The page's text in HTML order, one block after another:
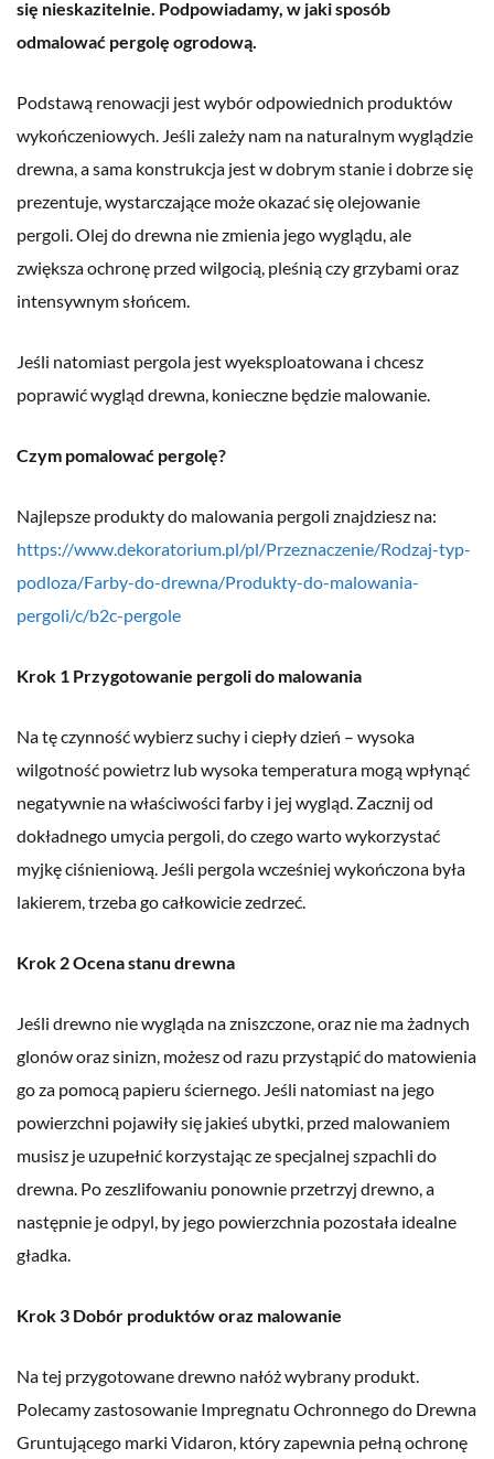
się nieskazitelnie. Podpowiadamy, w jaki sposób
odmalować pergolę ogrodową.
Podstawą renowacji jest wybór odpowiednich produktów
wykończeniowych. Jeśli zależy nam na naturalnym wyglądzie
drewna, a sama konstrukcja jest w dobrym stanie i dobrze się
prezentuje, wystarczające może okazać się olejowanie
pergoli. Olej do drewna nie zmienia jego wyglądu, ale
zwiększa ochronę przed wilgocią, pleśnią czy grzybami oraz
intensywnym słońcem.
Jeśli natomiast pergola jest wyeksploatowana i chcesz
poprawić wygląd drewna, konieczne będzie malowanie.
Czym pomalować pergolę?
Najlepsze produkty do malowania pergoli znajdziesz na:
https://www.dekoratorium.pl/pl/Przeznaczenie/Rodzaj-typ-
podloza/Farby-do-drewna/Produkty-do-malowania-
pergoli/c/b2c-pergole
Krok 1 Przygotowanie pergoli do malowania
Na tę czynność wybierz suchy i ciepły dzień – wysoka
wilgotność powietrz lub wysoka temperatura mogą wpłynąć
negatywnie na właściwości farby i jej wygląd. Zacznij od
dokładnego umycia pergoli, do czego warto wykorzystać
myjkę ciśnieniową. Jeśli pergola wcześniej wykończona była
lakierem, trzeba go całkowicie zedrzeć.
Krok 2 Ocena stanu drewna
Jeśli drewno nie wygląda na zniszczone, oraz nie ma żadnych
glonów oraz sinizn, możesz od razu przystąpić do matowienia
go za pomocą papieru ściernego. Jeśli natomiast na jego
powierzchni pojawiły się jakieś ubytki, przed malowaniem
musisz je uzupełnić korzystając ze specjalnej szpachli do
drewna. Po zeszlifowaniu ponownie przetrzyj drewno, a
następnie je odpyl, by jego powierzchnia pozostała idealne
gładka.
Krok 3 Dobór produktów oraz malowanie
Na tej przygotowane drewno nałóż wybrany produkt.
Polecamy zastosowanie Impregnatu Ochronnego do Drewna
Gruntującego marki Vidaron, który zapewnia pełną ochronę